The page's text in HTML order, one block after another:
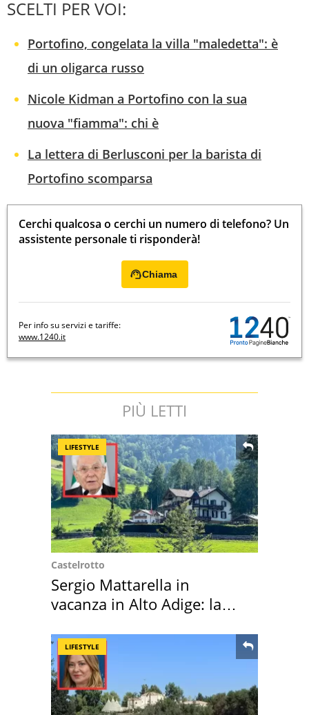
SCELTI PER VOI:
Portofino, congelata la villa "maledetta": è
di un oligarca russo
Nicole Kidman a Portofino con la sua
nuova "fiamma": chi è
La lettera di Berlusconi per la barista di
Portofino scomparsa
Cerchi qualcosa o cerchi un numero di telefono? Un
assistente personale ti risponderà!
Chiama
Per info su servizi e tariffe:
www.1240.it
PIÙ LETTI
LIFESTYLE
Castelrotto
Sergio Mattarella in
vacanza in Alto Adige: la
LIFESTYLE